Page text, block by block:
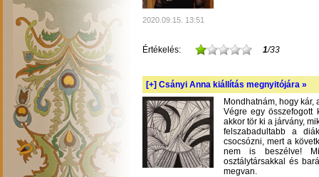
2020.09.15. 13:51
Értékelés: 1/33
[+] Csányi Anna kiállítás megnyitójára »
Mondhatnám, hogy kár,
Végre egy összefogott
akkor tör ki a járvány,
felszabadultabb a
csocsózni, mert a
nem is beszélve!
osztálytársakkal és
megvan.